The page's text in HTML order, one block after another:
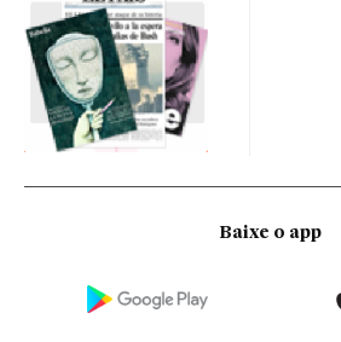
Baixe o app